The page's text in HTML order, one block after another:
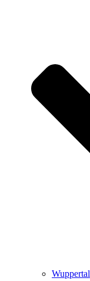
Wuppertal